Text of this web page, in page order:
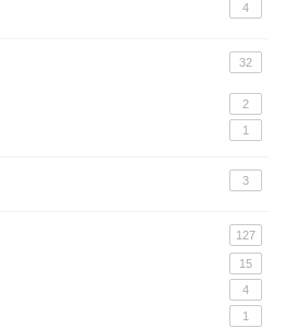
4
32
2
1
3
127
15
4
1